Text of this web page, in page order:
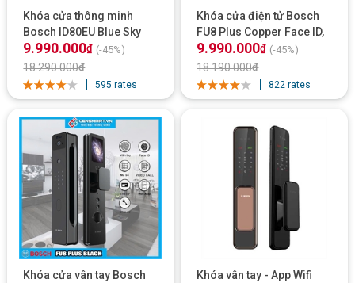
Khóa cửa thông minh
Bosch ID80EU Blue Sky
9.990.000₫ (-45%)
18.290.000₫
595 rates
Khóa cửa điện tử Bosch
FU8 Plus Copper Face ID,
App Wifi
9.990.000₫ (-45%)
18.190.000₫
822 rates
Khóa cửa vân tay Bosch
Khóa vân tay - App Wifi